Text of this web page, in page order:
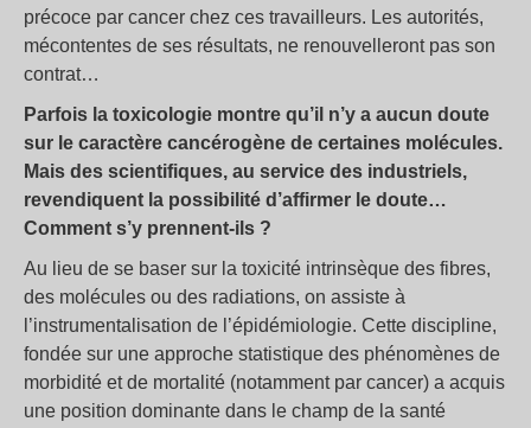
précoce par cancer chez ces travailleurs. Les autorités,
mécontentes de ses résultats, ne renouvelleront pas son
contrat…
Parfois la toxicologie montre qu’il n’y a aucun doute
sur le caractère cancérogène de certaines molécules.
Mais des scientifiques, au service des industriels,
revendiquent la possibilité d’affirmer le doute…
Comment s’y prennent-ils ?
Au lieu de se baser sur la toxicité intrinsèque des fibres,
des molécules ou des radiations, on assiste à
l’instrumentalisation de l’épidémiologie. Cette discipline,
fondée sur une approche statistique des phénomènes de
morbidité et de mortalité (notamment par cancer) a acquis
une position dominante dans le champ de la santé